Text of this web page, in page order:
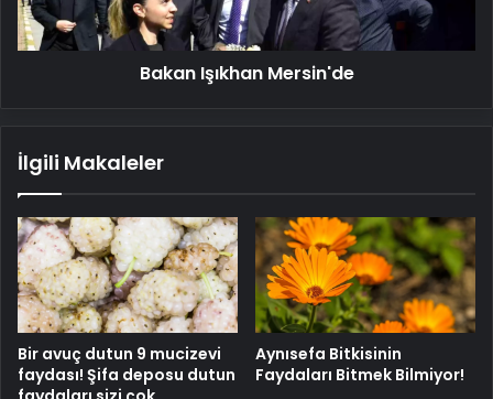
Bakan Işıkhan Mersin'de
İlgili Makaleler
Bir avuç dutun 9 mucizevi
faydası! Şifa deposu dutun
Aynısefa Bitkisinin
Faydaları Bitmek Bilmiyor!